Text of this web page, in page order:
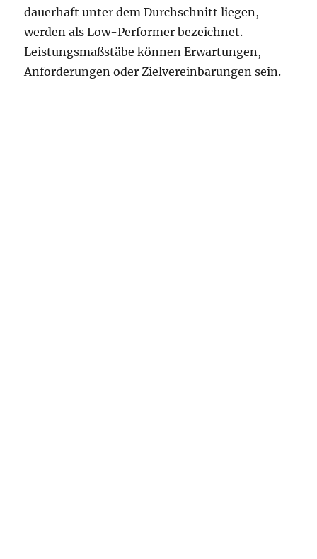
dauerhaft unter dem Durchschnitt liegen,
werden als Low-Performer bezeichnet.
Leistungsmaßstäbe können Erwartungen,
Anforderungen oder Zielvereinbarungen sein.